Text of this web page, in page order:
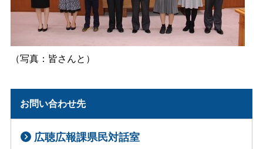
（写真： 皆さんと ）
お問い合わせ先
広聴広報課県民対話室